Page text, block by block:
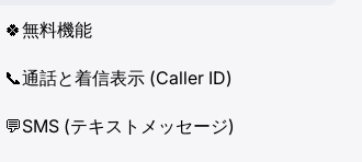
🍀無料機能
📞通話と着信表示 (Caller ID)
💬SMS (テキストメッセージ)